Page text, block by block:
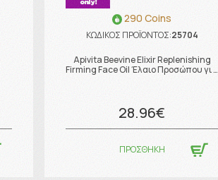
290 Coins
ΚΩΔΙΚΟΣ ΠΡΟΪΟΝΤΟΣ:25704
Apivita Beevine Elixir Replenishing
Firming Face Oil Έλαιο Προσώπου γι …
28.96€
ΠΡΟΣΘΗΚΗ